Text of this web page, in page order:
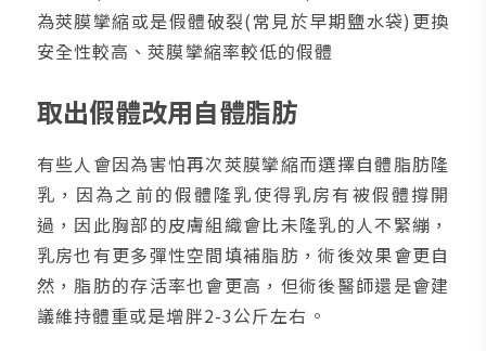
為莢膜攣縮或是假體破裂(常見於早期鹽水袋)更換
安全性較高、莢膜攣縮率較低的假體
取出假體改用自體脂肪
有些人會因為害怕再次莢膜攣縮而選擇自體脂肪隆
乳，因為之前的假體隆乳使得乳房有被假體撐開
過，因此胸部的皮膚組織會比未隆乳的人不緊繃，
乳房也有更多彈性空間填補脂肪，術後效果會更自
然，脂肪的存活率也會更高，但術後醫師還是會建
議維持體重或是增胖2-3公斤左右。